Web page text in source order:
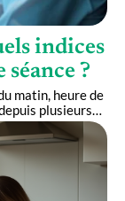
indices
?
matin, heure de
plusieurs…